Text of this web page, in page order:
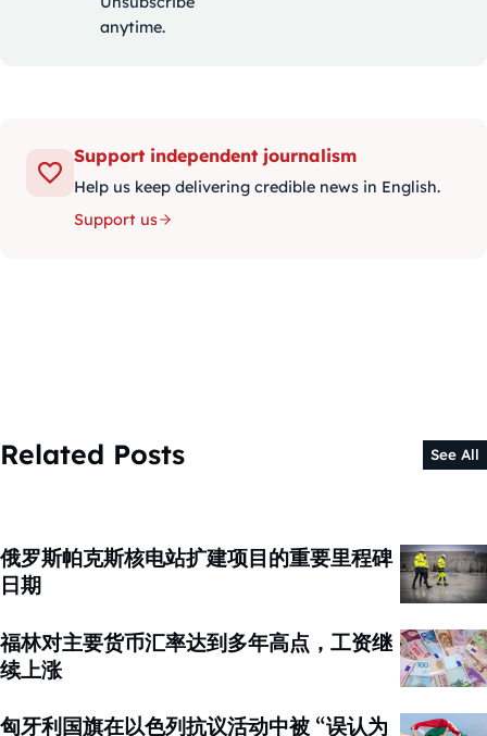
anytime.
Support independent journalism
Help us keep delivering credible news in English.
Support us
Related Posts See All
俄罗斯帕克斯核电站扩建项目的重要里程碑
日期
福林对主要货币汇率达到多年高点，工资继
续上涨
匈牙利国旗在以色列抗议活动中被 “误认为